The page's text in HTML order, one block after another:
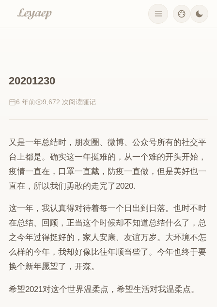
20201230
6 年前 9,672 次阅读 随记
又是一年总结时，朋友圈、微博、公众号所有的社交平
台上都是。确实这一年挺难的，从一个难的开头开始，
疫情一直在，口罩一直戴，防疫一直做，但是美好也一
直在，所以我们勇敢的走完了2020.
这一年，我认真得对待着每一个日出到日落。也时不时
在总结、回顾，正当这个时候却不知道总结什么了，总
之今年过得挺好的，家人安康、友谊万岁。大环境不怎
么样的今年，我却好像比往年顺当些了。今年也终于要
换个新年愿望了，开森。
希望2021对这个世界温柔点，希望生活对我温柔点。